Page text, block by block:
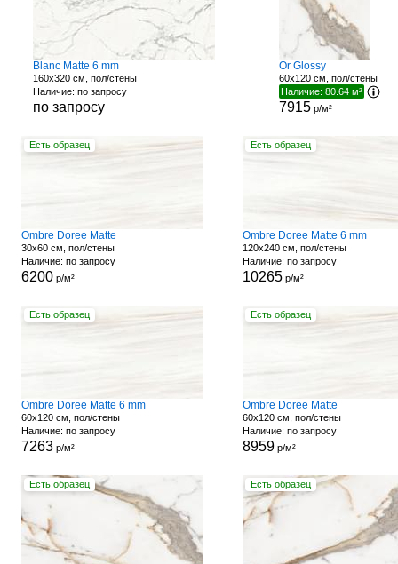
Blanc Matte 6 mm
160x320 см, пол/стены
Наличие: по запросу
по запросу
Or Glossy
60x120 см, пол/стены
Наличие: 80.64 м²
7915 р/м²
Есть образец
Ombre Doree Matte
30x60 см, пол/стены
Наличие: по запросу
6200р/м²
Есть образец
Ombre Doree Matte 6 mm
120x240 см, пол/стены
Наличие: по запросу
10265р/м²
Есть образец
Ombre Doree Matte 6 mm
60x120 см, пол/стены
Наличие: по запросу
7263р/м²
Есть образец
Ombre Doree Matte
60x120 см, пол/стены
Наличие: по запросу
8959р/м²
Есть образец Есть образец